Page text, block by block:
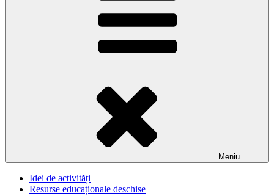
Meniu
Idei de activități
Resurse educaționale deschise